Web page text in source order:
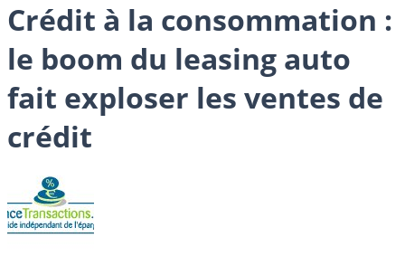
Crédit à la consommation :
le boom du leasing auto
fait exploser les ventes de
crédit